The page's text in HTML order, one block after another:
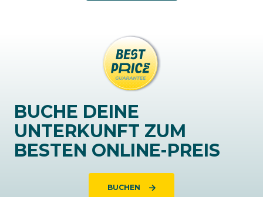
BUCHE DEINE
UNTERKUNFT ZUM
BESTEN ONLINE-PREIS
BUCHEN